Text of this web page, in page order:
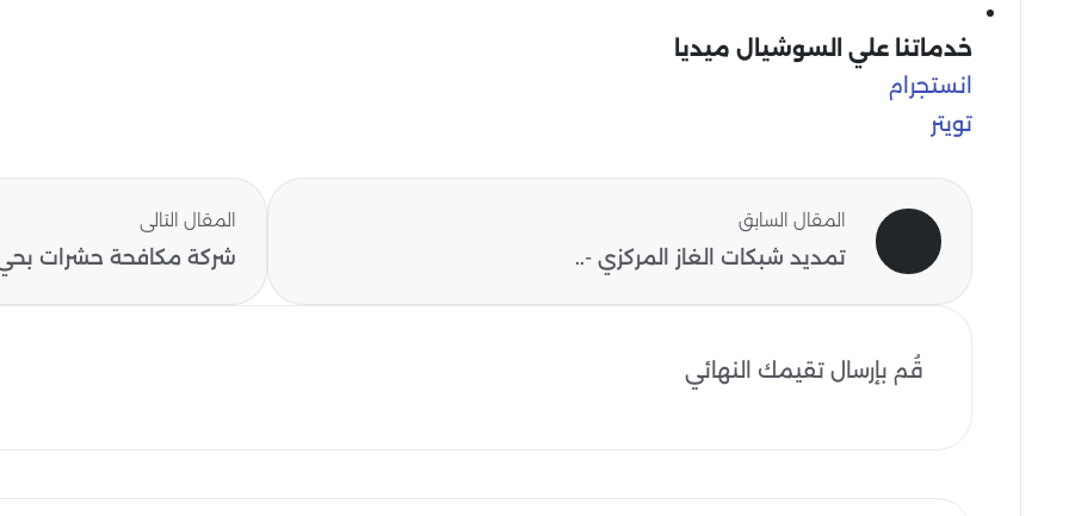
خدماتنا علي السوشيال ميديا
انستجرام
تويتر
المقال السابق
تمديد شبكات الغاز المركزي -..
المقال التالى
شركة مكافحة حشرات
قُم بإرسال تقيمك النهائي